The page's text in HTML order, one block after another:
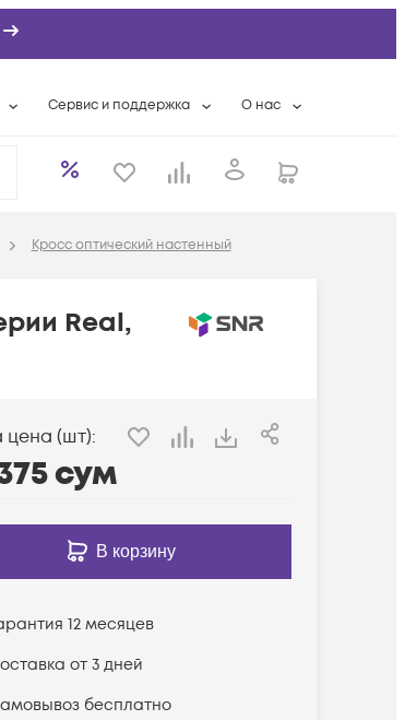
гарантия
Сервис и поддержка
Разовые выездные работы
Сервисный центр
Условия оказания услуг
О нас
Контактная
Кросс оптический настенный
Real,
(шт):
сум
В корзину
12 месяцев
от 3 дней
бесплатно